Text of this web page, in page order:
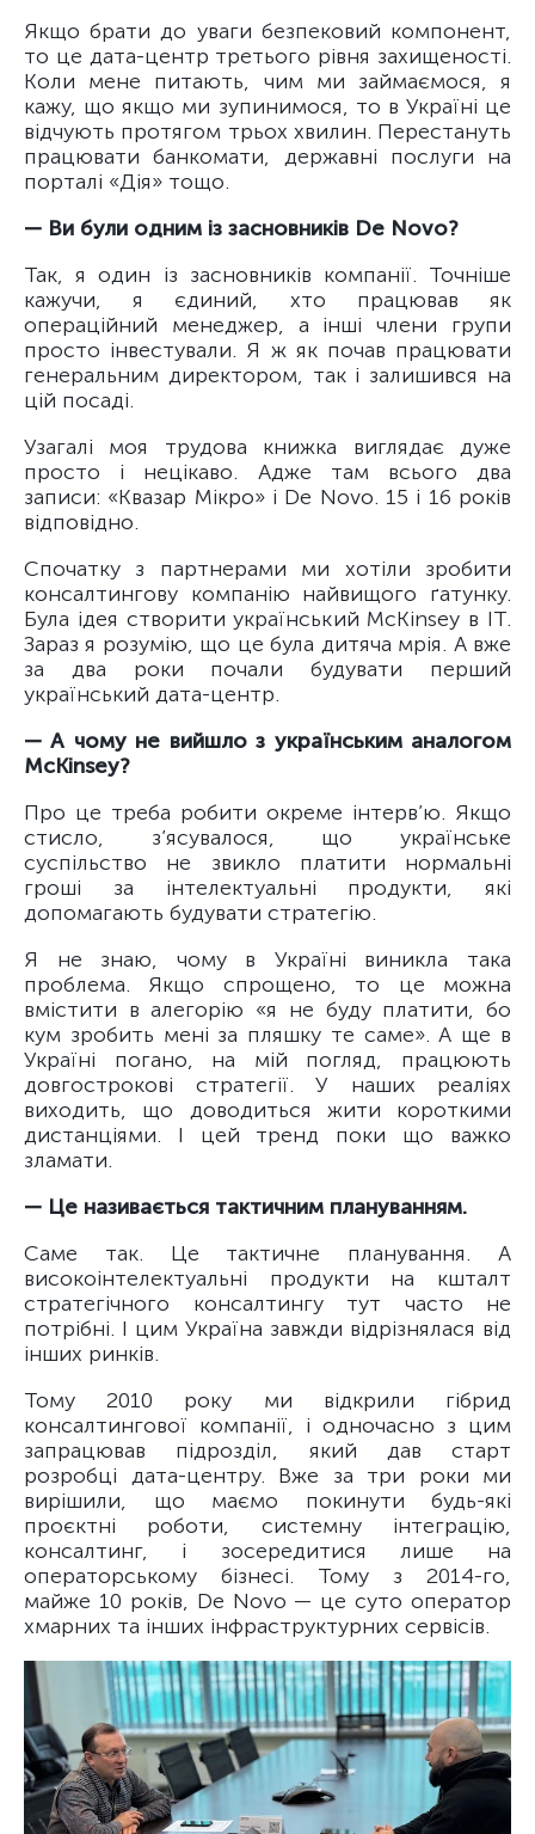
Якщо брати до уваги безпековий компонент,
то це дата-центр третього рівня захищеності.
Коли мене питають, чим ми займаємося, я
кажу, що якщо ми зупинимося, то в Україні це
відчують протягом трьох хвилин. Перестануть
працювати банкомати, державні послуги на
порталі «Дія» тощо.
— Ви були одним із засновників De Novo?
Так, я один із засновників компанії. Точніше
кажучи, я єдиний, хто працював як
операційний менеджер, а інші члени групи
просто інвестували. Я ж як почав працювати
генеральним директором, так і залишився на
цій посаді.
Узагалі моя трудова книжка виглядає дуже
просто і нецікаво. Адже там всього два
записи: «Квазар Мікро» і De Novo. 15 і 16 років
відповідно.
Спочатку з партнерами ми хотіли зробити
консалтингову компанію найвищого ґатунку.
Була ідея створити український McKinsey в ІТ.
Зараз я розумію, що це була дитяча мрія. А вже
за два роки почали будувати перший
український дата-центр.
— А чому не вийшло з українським аналогом
McKinsey?
Про це треба робити окреме інтерв’ю. Якщо
стисло, з’ясувалося, що українське
суспільство не звикло платити нормальні
гроші за інтелектуальні продукти, які
допомагають будувати стратегію.
Я не знаю, чому в Україні виникла така
проблема. Якщо спрощено, то це можна
вмістити в алегорію «я не буду платити, бо
кум зробить мені за пляшку те саме». А ще в
Україні погано, на мій погляд, працюють
довгострокові стратегії. У наших реаліях
виходить, що доводиться жити короткими
дистанціями. І цей тренд поки що важко
зламати.
— Це називається тактичним плануванням.
Саме так. Це тактичне планування. А
високоінтелектуальні продукти на кшталт
стратегічного консалтингу тут часто не
потрібні. І цим Україна завжди відрізнялася від
інших ринків.
Тому 2010 року ми відкрили гібрид
консалтингової компанії, і одночасно з цим
запрацював підрозділ, який дав старт
розробці дата-центру. Вже за три роки ми
вирішили, що маємо покинути будь-які
проєктні роботи, системну інтеграцію,
консалтинг, і зосередитися лише на
операторському бізнесі. Тому з 2014-го,
майже 10 років, De Novo — це суто оператор
хмарних та інших інфраструктурних сервісів.